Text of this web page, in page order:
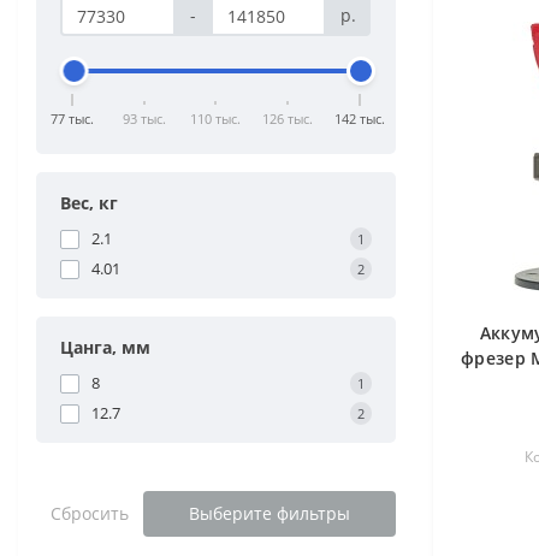
-
р.
77 тыс. 93 тыс. 110 тыс. 126 тыс. 142 тыс.
Вес, кг
2.1 1
4.01 2
Цанга, мм
8 1
12.7 2
Сбросить Выберите фильтры
фрезер